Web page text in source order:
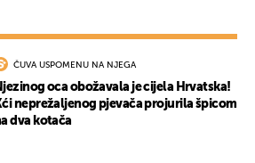
ČUVA USPOMENU NA NJEGA
oca obožavala je cijela Hrvatska!
neprežaljenog pjevača projurila špicom
dva kotača